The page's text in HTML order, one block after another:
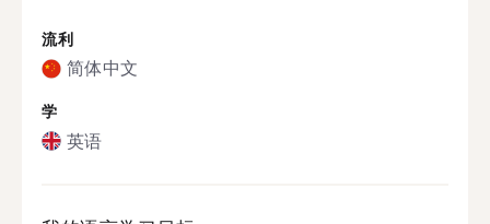
流利
简体中文
学
英语